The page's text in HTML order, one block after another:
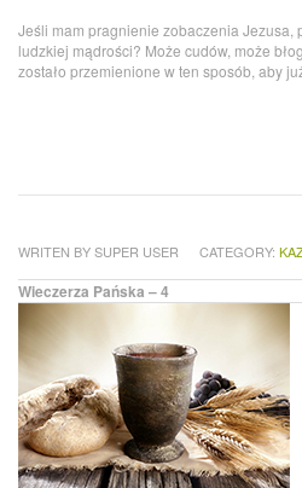
Jeśli mam pragnienie zobaczenia
ludzkiej mądrości? Może cudów, może
zostało przemienione w ten sposób, aby
WRITEN BY SUPER USER CATEGORY:
Wieczerza Pańska – 4